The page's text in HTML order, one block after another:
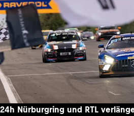
24h Nürburgring und RTL